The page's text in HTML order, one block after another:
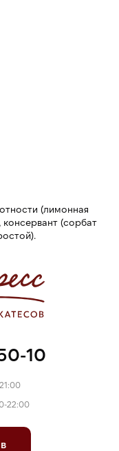
(лимонная
(сорбат
10
22:00